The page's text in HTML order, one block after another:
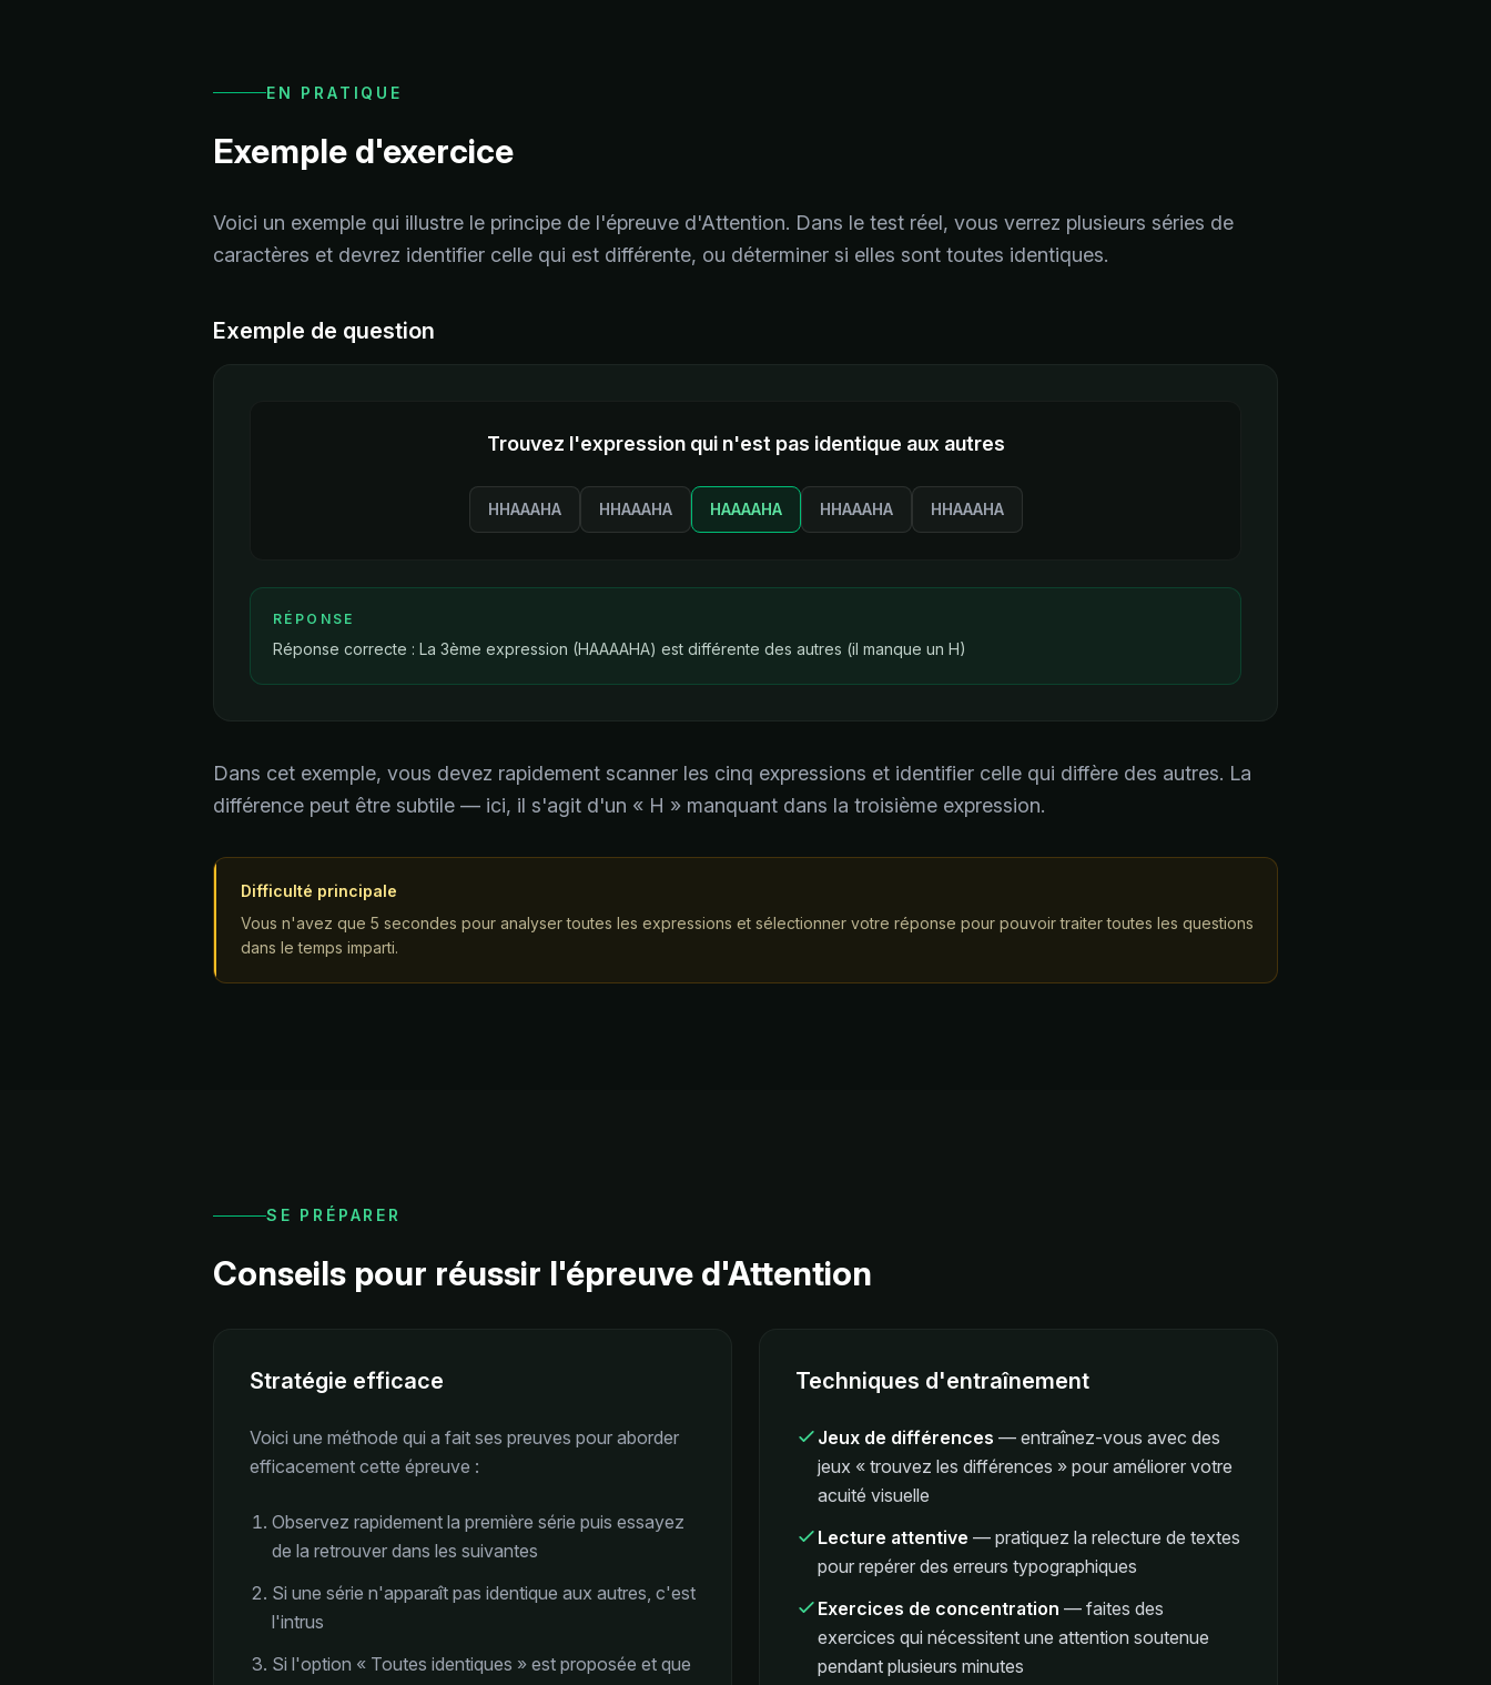
EN PRATIQUE
Exemple d'exercice
Voici un exemple qui illustre le principe de l'épreuve d'Attention. Dans le test réel, vous verrez plusieurs séries de
caractères et devrez identifier celle qui est différente, ou déterminer si elles sont toutes identiques.
Exemple de question
Trouvez l'expression qui n'est pas identique aux autres
HHAAAHA HHAAAHA HAAAAHA
(bonne réponse)
HHAAAHA HHAAAHA
RÉPONSE
Réponse correcte : La 3ème expression (HAAAAHA) est différente des autres (il manque un H)
Dans cet exemple, vous devez rapidement scanner les cinq expressions et identifier celle qui diffère des autres. La
différence peut être subtile — ici, il s'agit d'un « H » manquant dans la troisième expression.
Difficulté principale
Vous n'avez que 5 secondes pour analyser toutes les expressions et sélectionner votre réponse pour pouvoir traiter toutes les questions
dans le temps imparti.
SE PRÉPARER
Conseils pour réussir l'épreuve d'Attention
Stratégie efficace
Voici une méthode qui a fait ses preuves pour aborder
efficacement cette épreuve :
Observez rapidement la première série puis essayez
de la retrouver dans les suivantes
Si une série n'apparaît pas identique aux autres, c'est
l'intrus
Si l'option « Toutes identiques » est proposée et que
Techniques d'entraînement
Jeux de différences — entraînez-vous avec des
jeux « trouvez les différences » pour améliorer votre
acuité visuelle
Lecture attentive — pratiquez la relecture de textes
pour repérer des erreurs typographiques
Exercices de concentration — faites des
exercices qui nécessitent une attention soutenue
pendant plusieurs minutes